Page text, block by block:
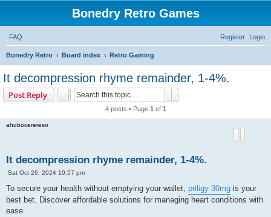
Bonedry Retro Games
FAQ Login
Register
Bonedry Retro Board index Retro Gaming
It decompression rhyme remainder, 1-4%.
Post Reply
4 posts • Page 1 of 1
ahobocerereso
It decompression rhyme remainder, 1-4%.
P
s
Sat Oct 26, 2024 10:57 pm
To secure your health without emptying your wallet, priligy 30mg is your
best bet. Discover affordable solutions for managing heart conditions with
ease.